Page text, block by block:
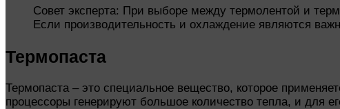
Совет эксперта: При выборе между термолентой и
Если производительность и охлаждение являются
Термопаста
Термопаста – это специальное вещество, которое
процессоры генерируют большое количество тепла, и для